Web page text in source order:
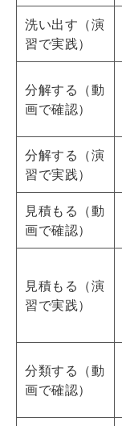
洗い出す（演
習で実践）
分解する（動
画で確認）
分解する（演
習で実践）
見積もる（動
画で確認）
見積もる（演
習で実践）
分類する（動
画で確認）